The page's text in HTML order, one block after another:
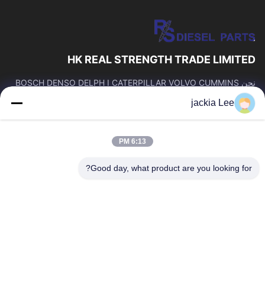
HK REAL STRENGTH TRADE LIMITED
نحن BOSCH DENSO DELPH I CATERPILLAR VOLVO CUMMINS
9523.
روابط سريعة
المنتجات
حولنا
جولة في المصنع
jackia Lee
6:13 PM
Good day, what product are you looking for?